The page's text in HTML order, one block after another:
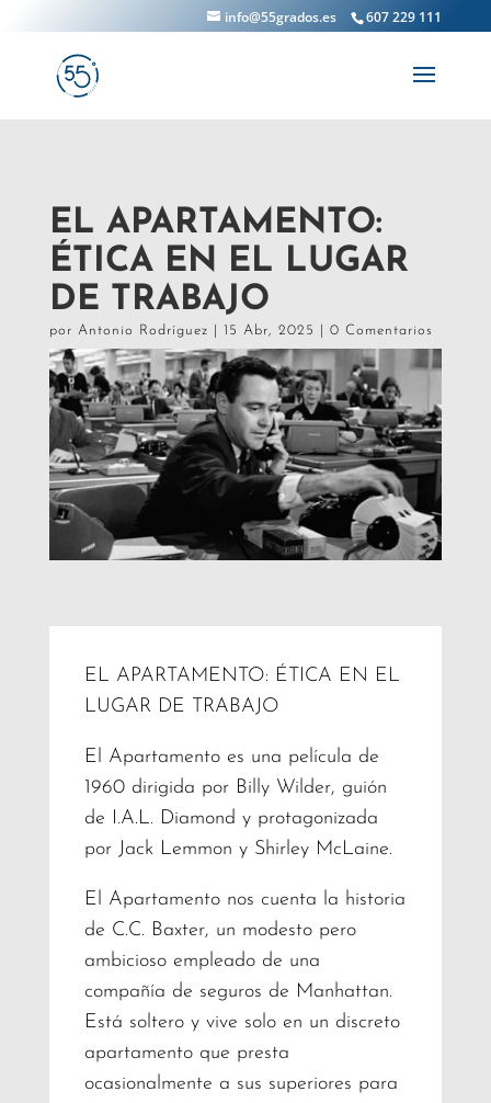
607 229 111
info@55grados.es
EL APARTAMENTO:
ÉTICA EN EL LUGAR
DE TRABAJO
por Antonio Rodríguez 15 Abr, 2025 0 Comentarios
EL APARTAMENTO: ÉTICA EN EL
LUGAR DE TRABAJO
El Apartamento es una película de
1960 dirigida por Billy Wilder, guión
de I.A.L. Diamond y protagonizada
por Jack Lemmon y Shirley McLaine.
El Apartamento nos cuenta la historia
de C.C. Baxter, un modesto pero
ambicioso empleado de una
compañía de seguros de Manhattan.
Está soltero y vive solo en un discreto
apartamento que presta
ocasionalmente a sus superiores para